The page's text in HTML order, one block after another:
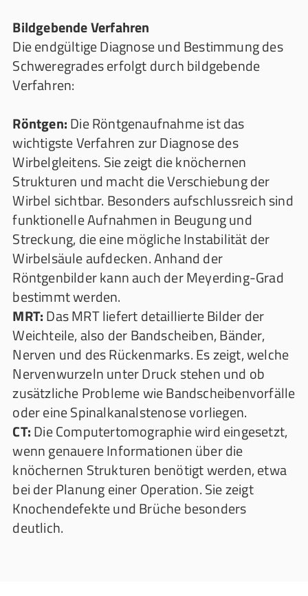
Bildgebende Verfahren
Die endgültige Diagnose und Bestimmung des
Schweregrades erfolgt durch bildgebende
Verfahren:
Röntgen:Die Röntgenaufnahme ist das
wichtigste Verfahren zur Diagnose des
Wirbelgleitens. Sie zeigt die knöchernen
Strukturen und macht die Verschiebung der
Wirbel sichtbar. Besonders aufschlussreich sind
funktionelle Aufnahmen in Beugung und
Streckung, die eine mögliche Instabilität der
Wirbelsäule aufdecken. Anhand der
Röntgenbilder kann auch der Meyerding-Grad
bestimmt werden.
MRT:Das MRT liefert detaillierte Bilder der
Weichteile, also der Bandscheiben, Bänder,
Nerven und des Rückenmarks. Es zeigt, welche
Nervenwurzeln unter Druck stehen und ob
zusätzliche Probleme wie Bandscheibenvorfälle
oder eine Spinalkanalstenose vorliegen.
CT:Die Computertomographie wird eingesetzt,
wenn genauere Informationen über die
knöchernen Strukturen benötigt werden, etwa
bei der Planung einer Operation. Sie zeigt
Knochendefekte und Brüche besonders
deutlich.